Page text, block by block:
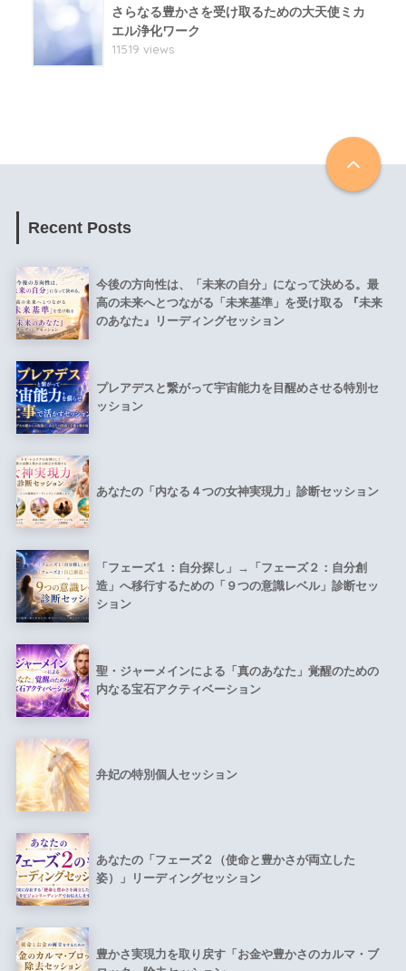
さらなる豊かさを受け取るための大天使ミカ
エル浄化ワーク
11519 views
Recent Posts
今後の方向性は、「未来の自分」になって決める。最
高の未来へとつながる「未来基準」を受け取る 『未来
のあなた』リーディングセッション
プレアデスと繋がって宇宙能力を目醒めさせる特別セ
ッション
あなたの「内なる４つの女神実現力」診断セッション
「フェーズ１：自分探し」→「フェーズ２：自分創
造」へ移行するための「９つの意識レベル」診断セッ
ション
聖・ジャーメインによる「真のあなた」覚醒のための
内なる宝石アクティベーション
弁妃の特別個人セッション
あなたの「フェーズ２（使命と豊かさが両立した
姿）」リーディングセッション
豊かさ実現力を取り戻す「お金や豊かさのカルマ・ブ